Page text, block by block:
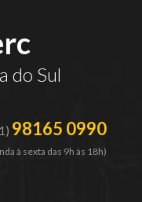
do Sul
98165 0990
à sexta das 9h às 18h)